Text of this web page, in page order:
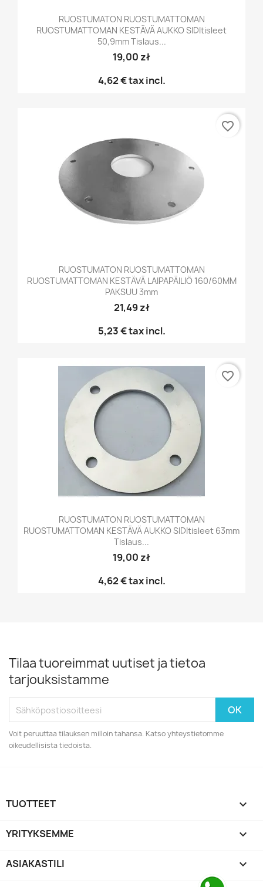
RUOSTUMATON RUOSTUMATTOMAN
RUOSTUMATTOMAN KESTÄVÄ AUKKO SIDItisleet
50,9mm Tislaus...
19,00 zł
4,62 €tax incl.
RUOSTUMATON RUOSTUMATTOMAN
RUOSTUMATTOMAN KESTÄVÄ LAIPAPÄILIÖ 160/60MM
PAKSUU 3mm
21,49 zł
5,23 €tax incl.
favorite_border
RUOSTUMATON RUOSTUMATTOMAN
RUOSTUMATTOMAN KESTÄVÄ AUKKO SIDItisleet 63mm
Tislaus...
19,00 zł
4,62 €tax incl.
favorite_border
Tilaa tuoreimmat uutiset ja tietoa
tarjouksistamme
Voit peruuttaa tilauksen milloin tahansa. Katso yhteystietomme
oikeudellisista tiedoista.
TUOTTEET 
YRITYKSEMME 
ASIAKASTILI 